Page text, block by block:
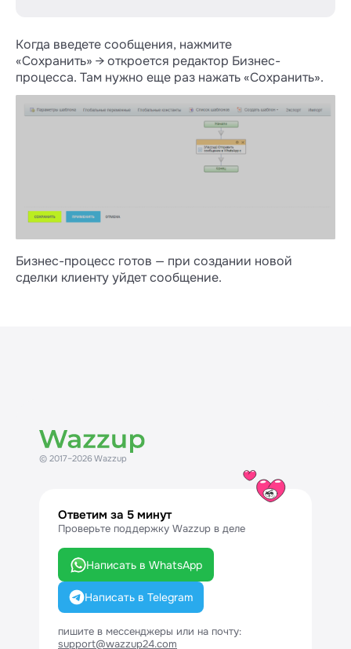
Когда введете сообщения, нажмите
«Сохранить» → откроется редактор Бизнес-
процесса. Там нужно еще раз нажать «Сохранить».
Бизнес-процесс готов — при создании новой
сделки клиенту уйдет сообщение.
© 2017–2026 Wazzup
Ответим за 5 минут
Проверьте поддержку Wazzup в деле
Написать в WhatsApp
Написать в Telegram
пишите в мессенджеры или на почту:
support@wazzup24.com